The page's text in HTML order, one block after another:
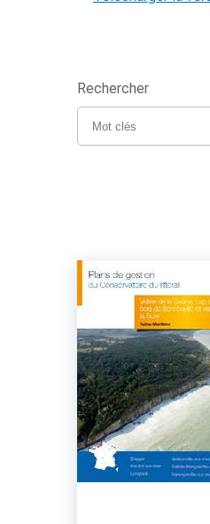
Rechercher